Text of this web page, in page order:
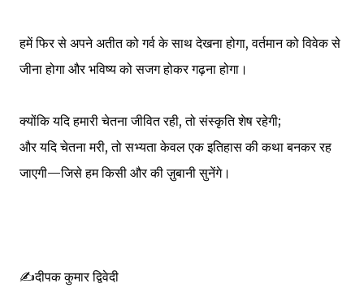
हमें फिर से अपने अतीत को गर्व के साथ देखना होगा, वर्तमान को विवेक से
जीना होगा और भविष्य को सजग होकर गढ़ना होगा।
क्योंकि यदि हमारी चेतना जीवित रही, तो संस्कृति शेष रहेगी;
और यदि चेतना मरी, तो सभ्यता केवल एक इतिहास की कथा बनकर रह
जाएगी—जिसे हम किसी और की ज़ुबानी सुनेंगे।
✍️दीपक कुमार द्विवेदी